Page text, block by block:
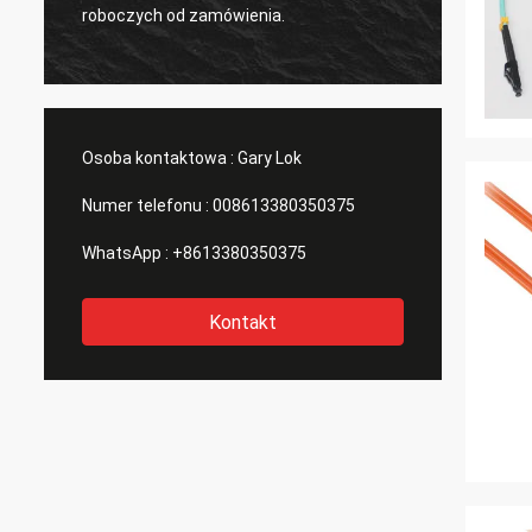
roboczych od zamówienia.
które
Osoba kontaktowa : Gary Lok
Numer telefonu : 008613380350375
WhatsApp : +8613380350375
Kontakt